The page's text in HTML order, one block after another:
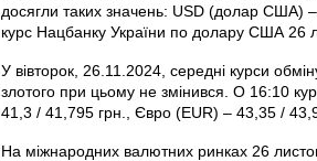
досягли таких значень: USD (долар США)
курс Нацбанку України по долару США 26
У вівторок, 26.11.2024, середні курси
злотого при цьому не змінився. О 16:10
41,3 / 41,795 грн., Євро (EUR) – 43,35 /
На міжнародних валютних ринках 26